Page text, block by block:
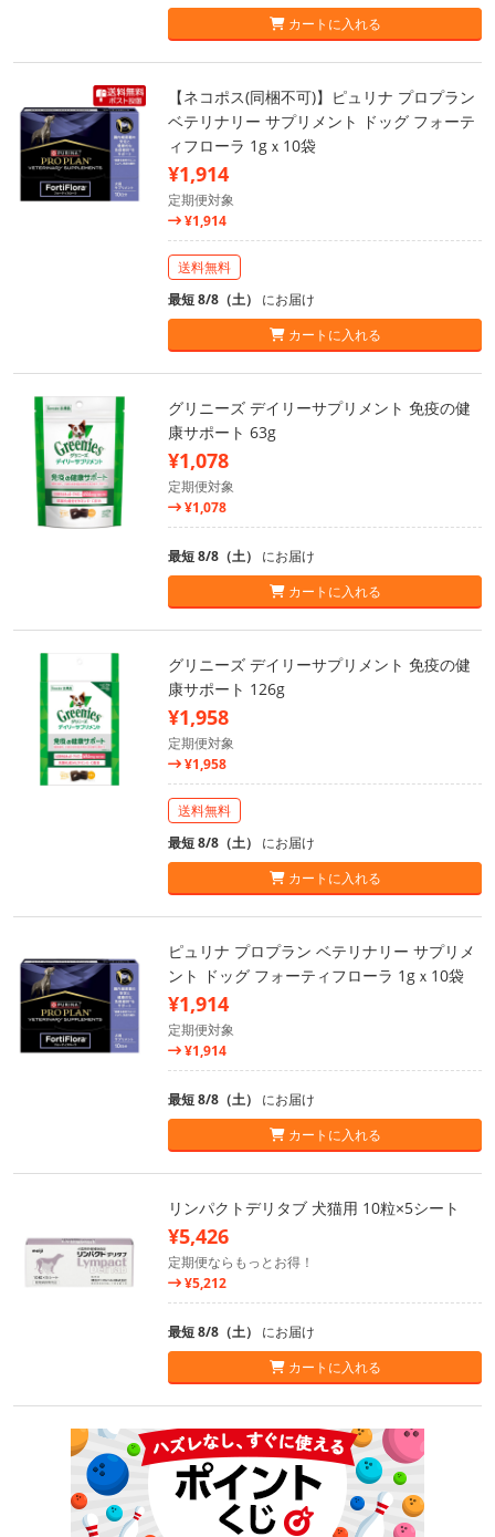
カートに入れる
【ネコポス(同梱不可)】ピュリナ プロプラン
ベテリナリー サプリメント ドッグ フォーテ
ィフローラ 1gｘ10袋
¥1,914
定期便対象
¥1,914
送料無料
最短 8/8（土） にお届け
カートに入れる
グリニーズ デイリーサプリメント 免疫の健
康サポート 63g
¥1,078
定期便対象
¥1,078
最短 8/8（土） にお届け
カートに入れる
グリニーズ デイリーサプリメント 免疫の健
康サポート 126g
¥1,958
定期便対象
¥1,958
送料無料
最短 8/8（土） にお届け
カートに入れる
ピュリナ プロプラン ベテリナリー サプリメ
ント ドッグ フォーティフローラ 1gｘ10袋
¥1,914
定期便対象
¥1,914
最短 8/8（土） にお届け
カートに入れる
リンパクトデリタブ 犬猫用 10粒×5シート
¥5,426
定期便ならもっとお得！
¥5,212
最短 8/8（土） にお届け
カートに入れる